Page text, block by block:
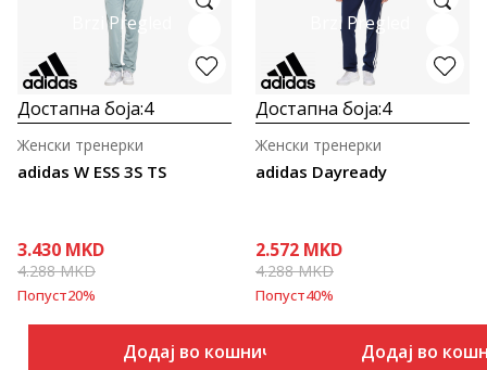
Brzi Pregled
Достапна боја:4
adidas W ESS 3S TS
Женски тренерки
3.430 MKD
4.288MKD
Попуст20%
Додај во кошничка
Brzi Pregled
Достапна боја:4
adidas Dayready
Женски тренерки
2.572 MKD
4.288MKD
Попуст40%
Додај во